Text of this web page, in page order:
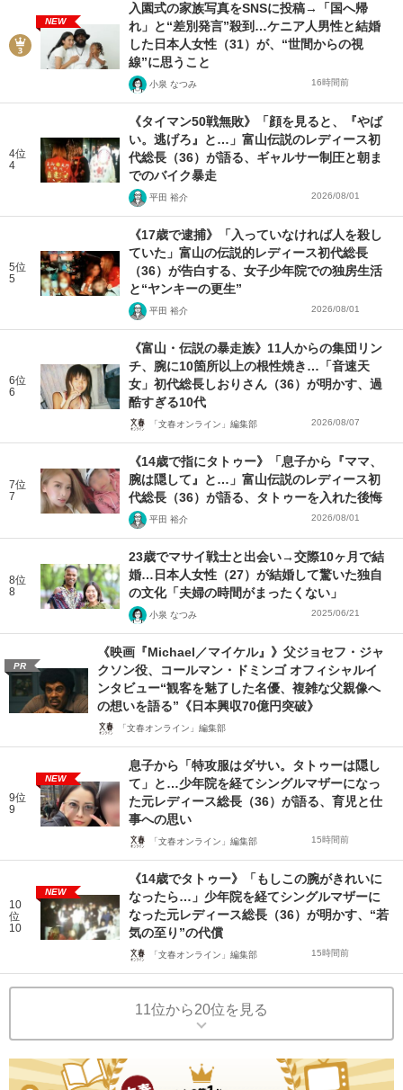
NEW
入園式の家族写真をSNSに投稿→「国へ帰
れ」と“差別発言”殺到…ケニア人男性と結婚
した日本人女性（31）が、“世間からの視
線”に思うこと
小泉 なつみ 16時間前
4位
4
《タイマン50戦無敗》「顔を見ると、『やば
い。逃げろ』と…」富山伝説のレディース初
代総長（36）が語る、ギャルサー制圧と朝ま
でのバイク暴走
平田 裕介 2026/08/01
5位
5
《17歳で逮捕》「入っていなければ人を殺し
ていた」富山の伝説的レディース初代総長
（36）が告白する、女子少年院での独房生活
と“ヤンキーの更生”
平田 裕介 2026/08/01
6位
6
《富山・伝説の暴走族》11人からの集団リン
チ、腕に10箇所以上の根性焼き…「音速天
女」初代総長しおりさん（36）が明かす、過
酷すぎる10代
「文春オンライン」編集部 2026/08/07
7位
7
《14歳で指にタトゥー》「息子から『ママ、
腕は隠して』と…」富山伝説のレディース初
代総長（36）が語る、タトゥーを入れた後悔
平田 裕介 2026/08/01
8位
8
23歳でマサイ戦士と出会い→交際10ヶ月で結
婚…日本人女性（27）が結婚して驚いた独自
の文化「夫婦の時間がまったくない」
小泉 なつみ 2025/06/21
PR
《映画『Michael／マイケル』》父ジョセフ・ジャ
クソン役、コールマン・ドミンゴ オフィシャルイ
ンタビュー“観客を魅了した名優、複雑な父親像へ
の想いを語る”《日本興収70億円突破》
「文春オンライン」編集部
9位
9
NEW
息子から「特攻服はダサい。タトゥーは隠し
て」と…少年院を経てシングルマザーになっ
た元レディース総長（36）が語る、育児と仕
事への思い
「文春オンライン」編集部 15時間前
10
位
10
NEW
《14歳でタトゥー》「もしこの腕がきれいに
なったら…」少年院を経てシングルマザーに
なった元レディース総長（36）が明かす、“若
気の至り”の代償
「文春オンライン」編集部 15時間前
11位から20位を見る